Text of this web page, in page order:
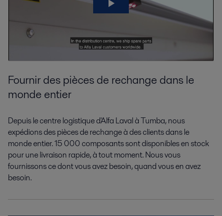
Fournirdes pièces de rechange dans le
monde entier
Depuis le centre logistique d'Alfa Laval à Tumba, nous
expédions des pièces de rechange à des clients dans le
monde entier. 15 000 composants sont disponibles en stock
pour une livraison rapide,à tout moment. Nous vous
fournissons ce dont vous avez besoin,quandvous en avez
besoin.